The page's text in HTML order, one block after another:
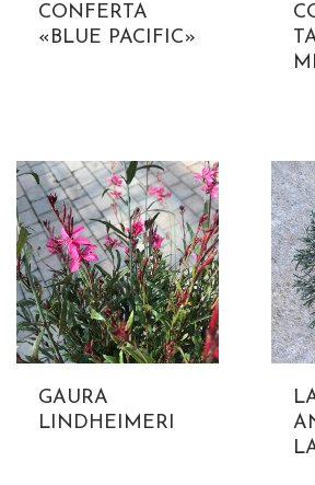
CONFERTA
«BLUE PACIFIC»
GAURA
LINDHEIMERI